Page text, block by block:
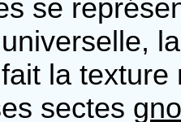
se
la
sectes